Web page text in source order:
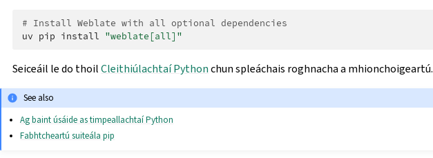
# Install Weblate with all optional dependencies
uv pip install "weblate[all]"
Seiceáil le do thoilCleithiúlachtaí Pythonchun spleáchais roghnacha a mhionchoigeartú.
See also
Ag baint úsáide as timpeallachtaí Python
Fabhtcheartú suiteála pip